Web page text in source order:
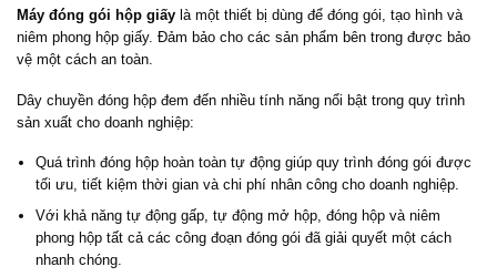
Máy đóng gói hộp giấy là một thiết bị dùng để đóng gói, tạo hình và
niêm phong hộp giấy. Đảm bảo cho các sản phẩm bên trong được bảo
vệ một cách an toàn.
Dây chuyền đóng hộp đem đến nhiều tính năng nổi bật trong quy trình
sản xuất cho doanh nghiệp:
Quá trình đóng hộp hoàn toàn tự động giúp quy trình đóng gói được
tối ưu, tiết kiệm thời gian và chi phí nhân công cho doanh nghiệp.
Với khả năng tự động gấp, tự động mở hộp, đóng hộp và niêm
phong hộp tất cả các công đoạn đóng gói đã giải quyết một cách
nhanh chóng.